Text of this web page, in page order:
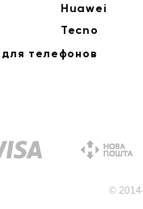
Huawei
Tecno
телефонов
©